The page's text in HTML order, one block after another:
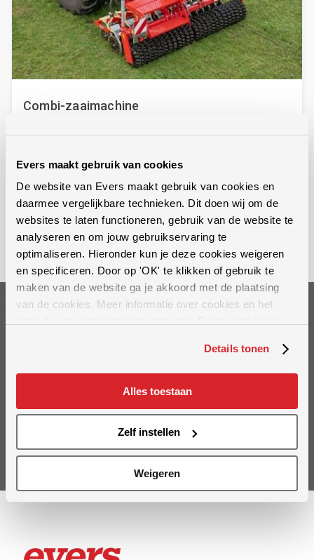
Evers maakt gebruik van cookies
De website van Evers maakt gebruik van cookies en
daarmee vergelijkbare technieken. Dit doen wij om de
websites te laten functioneren, gebruik van de website te
analyseren en om jouw gebruikservaring te
optimaliseren. Hieronder kun je deze cookies weigeren
en specificeren. Door op 'OK' te klikken of gebruik te
maken van de website ga je akkoord met de plaatsing
van de cookies. Meer informatie over cookies en het
Details tonen
Alles toestaan
Zelf instellen
Weigeren
Combi-zaaimachine
Bekijk machine
Op de hoogte blijven?
Schrijf je in voor onze nieuwsbrief
Inschrijven